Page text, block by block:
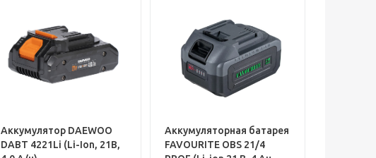
Аккумулятор DAEWOO
DABT 4221Li (Li-Ion, 21В,
Аккумуляторная батарея
FAVOURITE OBS 21/4